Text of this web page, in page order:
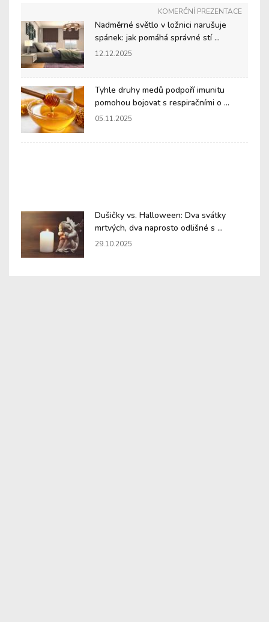
KOMERČNÍ PREZENTACE
Nadměrné světlo v ložnici narušuje
spánek: jak pomáhá správné stí ...
12.12.2025
Tyhle druhy medů podpoří imunitu
pomohou bojovat s respiračními o ...
05.11.2025
Dušičky vs. Halloween: Dva svátky
mrtvých, dva naprosto odlišné s ...
29.10.2025